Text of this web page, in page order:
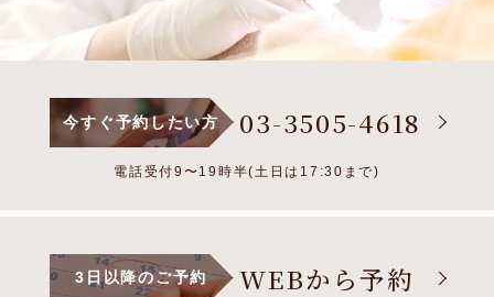
今すぐ予約したい方 03-3505-4618
電話受付9〜19時半(土日は17:30まで)
3日以降のご予約 WEBから予約